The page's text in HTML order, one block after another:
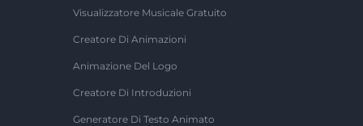
Visualizzatore Musicale Gratuito
Creatore Di Animazioni
Animazione Del Logo
Creatore Di Introduzioni
Generatore Di Testo Animato